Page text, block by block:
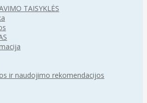
TAISYKLĖS
ir naudojimo rekomendacijos